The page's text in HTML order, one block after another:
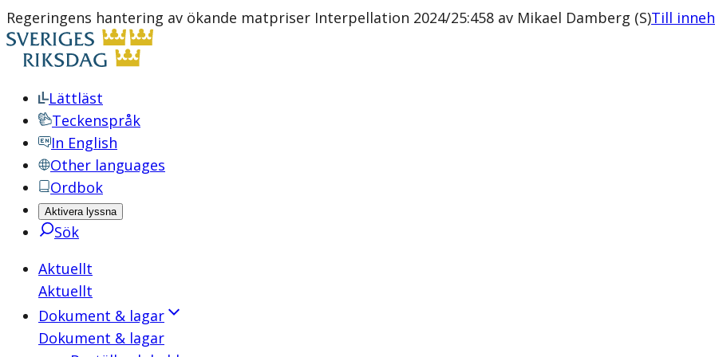
Regeringens hantering av ökande matpriser Interpellation 2024/25:458 av Mikael Damberg (S)Till
Lättläst
Teckenspråk
In English
Other languages
Ordbok
Aktivera lyssna
Sök
Aktuellt
Aktuellt
Dokument & lagar
Dokument & lagar